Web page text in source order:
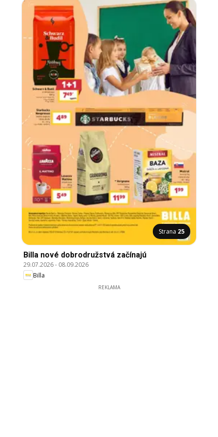
Strana 25
Billa nové dobrodružstvá začínajú
29.07.2026- 08.09.2026
Billa
REKLAMA